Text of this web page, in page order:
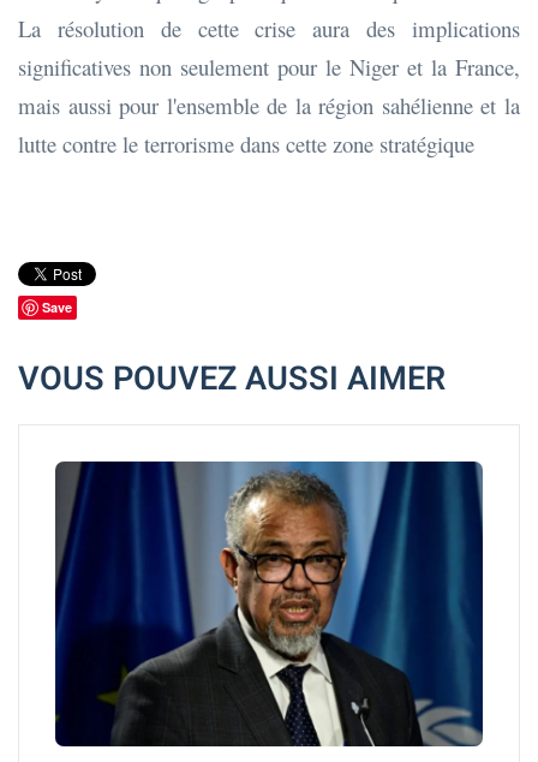
La résolution de cette crise aura des implications
significatives non seulement pour le Niger et la France,
mais aussi pour l'ensemble de la région sahélienne et la
lutte contre le terrorisme dans cette zone stratégique
Save
VOUS POUVEZ AUSSI AIMER